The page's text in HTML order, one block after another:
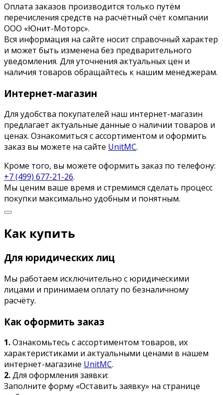
Оплата заказов производится только путём
перечисления средств на расчётный счёт компании
ООО «Юнит-Моторс».
Вся информация на сайте носит справочный характер
и может быть изменена без предварительного
уведомления. Для уточнения актуальных цен и
наличия товаров обращайтесь к нашим менеджерам.
Интернет-магазин
Для удобства покупателей наш интернет-магазин
предлагает актуальные данные о наличии товаров и
ценах. Ознакомиться с ассортиментом и оформить
заказ вы можете на сайте UnitMC.
Кроме того, вы можете оформить заказ по телефону:
+7 (499) 677-21-26.
Мы ценим ваше время и стремимся сделать процесс
покупки максимально удобным и понятным.
Как купить
Для юридических лиц
Мы работаем исключительно с юридическими
лицами и принимаем оплату по безналичному
расчёту.
Как оформить заказ
1.Ознакомьтесь с ассортиментом товаров, их
характеристиками и актуальными ценами в нашем
интернет-магазине UnitMC.
2.Для оформления заявки:
Заполните форму «Оставить заявку» на странице